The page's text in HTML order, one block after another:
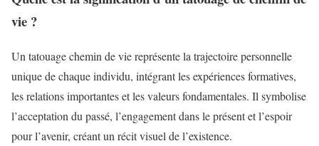
vie ?
Un tatouage chemin de vie représente la trajectoire personnelle
unique de chaque individu, intégrant les expériences formatives,
les relations importantes et les valeurs fondamentales. Il symbolise
l’acceptation du passé, l’engagement dans le présent et l’espoir
pour l’avenir, créant un récit visuel de l’existence.